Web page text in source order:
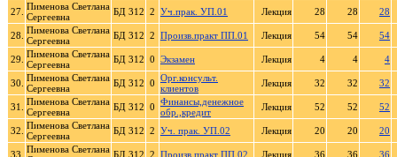
27. Пименова Светлана
Сергеевна
БД 312 2 Уч.прак. УП.01 Лекция 28 28 28
28. Пименова Светлана
Сергеевна
БД 312 2 Произв.практ ПП.01 Лекция 54 54 54
29. Пименова Светлана
Сергеевна
БД 312 0 Экзамен Лекция 4 4 4
30. Пименова Светлана
Сергеевна
БД 312 0 Орг.консульт.
клиентов
Лекция 32 32 32
31.
Пименова Светлана
Сергеевна
БД 312 0 Финансы,денежное
обр.,кредит
Лекция 52 52 52
32. Пименова Светлана
Сергеевна
БД 312 2 Уч. прак. УП.02 Лекция 20 20 20
33. Пименова Светлана БД 312 2 Произв.практ ПП.02 Лекция 36 36 36